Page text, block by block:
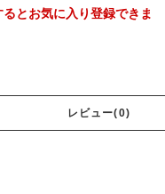
とお気に入り登録できま
レビュー(0)